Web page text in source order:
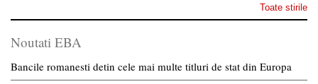
Toate stirile
Noutati EBA
Bancile romanesti detin cele mai multe titluri de stat din Europa